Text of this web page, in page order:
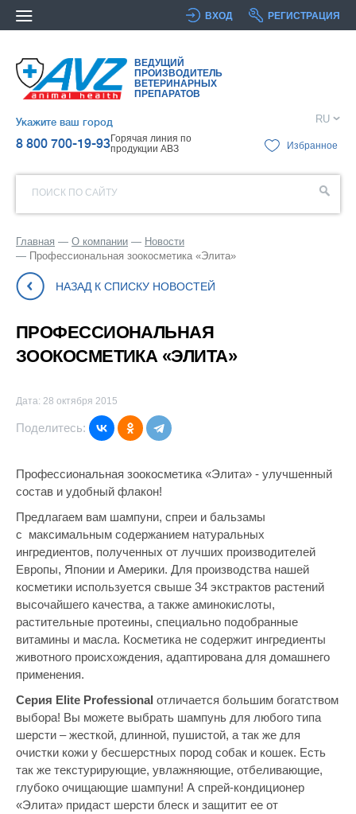
ВХОД РЕГИСТРАЦИЯ
ВЕДУЩИЙ
ПРОИЗВОДИТЕЛЬ
ВЕТЕРИНАРНЫХ
ПРЕПАРАТОВ
Укажите ваш город
8 800 700-19-93Горячая линия по
продукции АВЗ
RU
Избранное
ПОИСК ПО САЙТУ
Главная О компании
Новости
Профессиональная зоокосметика «Элита»
НАЗАД К СПИСКУ НОВОСТЕЙ
ПРОФЕССИОНАЛЬНАЯ
ЗООКОСМЕТИКА «ЭЛИТА»
Дата: 28 октября 2015
Поделитесь:
Профессиональная зоокосметика «Элита» - улучшенный
состав и удобный флакон!
Предлагаем вам шампуни, спреи и бальзамы
с максимальным содержанием натуральных
ингредиентов, полученных от лучших производите­лей
Европы, Японии и Америки. Для производства нашей
косметики используется свыше 34 экстрактов рас­тений
высочайшего качества, а также аминокислоты,
растительные протеины, специально подобранные
витамины и масла. Косметика не содержит ингредиенты
животного происхождения, адаптирована для домашнего
применения.
Серия Elite Professional отличается большим богатством
выбора! Вы можете выбрать шампунь для любого типа
шерсти – жесткой, длинной, пушистой, а так же для
очистки кожи у бесшерстных пород собак и кошек. Есть
так же текстурирующие, увлажняющие, отбеливающие,
глубоко очищающие шампуни! А спрей-кондиционер
«Элита» придаст шерсти блеск и защитит ее от